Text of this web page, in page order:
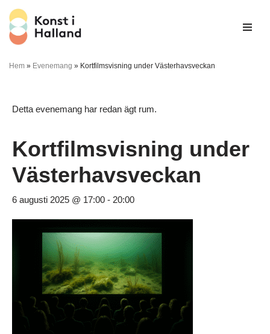
Hoppa
till
innehåll
Hem » Evenemang » Kortfilmsvisning under Västerhavsveckan
Detta evenemang har redan ägt rum.
Kortfilmsvisning under
Västerhavsveckan
6 augusti 2025 @ 17:00 - 20:00